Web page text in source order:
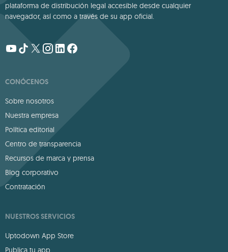
plataforma de distribución legal accesible desde cualquier
navegador, así como a través de su app oficial.
CONÓCENOS
Sobre nosotros
Nuestra empresa
Política editorial
Centro de transparencia
Recursos de marca y prensa
Blog corporativo
Contratación
NUESTROS SERVICIOS
Uptodown App Store
Publica tu app